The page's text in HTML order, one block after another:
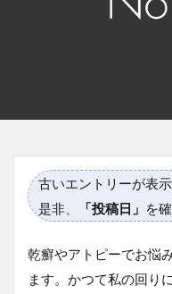
古いエントリーが表
是非、
「投稿日」 を
乾癬やアトピーでお悩
ます。かつて私の回り